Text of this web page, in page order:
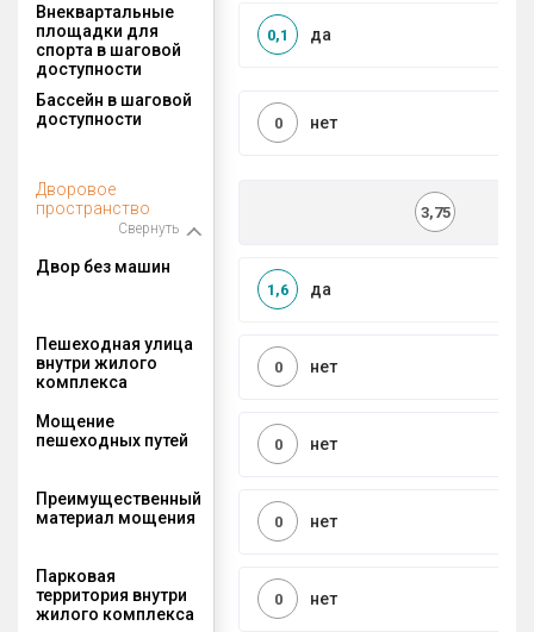
Внеквартальные
площадки для
спорта в шаговой
доступности
да
0,1
Бассейн в шаговой
доступности
нет
0
Дворовое
пространство
Свернуть
3,75
Двор без машин
да
1,6
Пешеходная улица
внутри жилого
комплекса
нет
0
Мощение
пешеходных путей
нет
0
Преимущественный
материал мощения
нет
0
Парковая
территория внутри
жилого комплекса
нет
0